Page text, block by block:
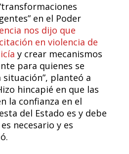
en el Poder
nos dijo que
en violencia de
y crear mecanismos
para quienes se
planteó a
hincapié en que las
la confianza en el
del Estado es y debe
necesario y es